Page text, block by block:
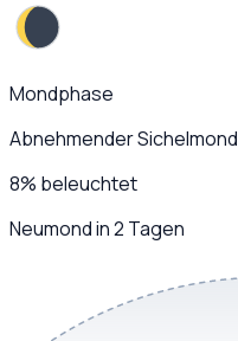
Mondphase
Abnehmender Sichelmond
8% beleuchtet
Neumond in 2 Tagen